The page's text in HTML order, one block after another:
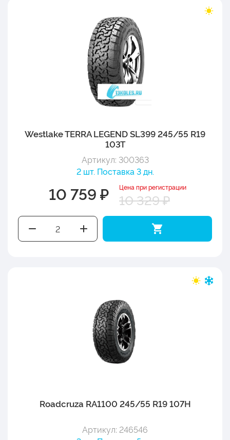
Westlake TERRA LEGEND SL399 245/55 R19
103T
Артикул: 300363
2 шт. Поставка 3 дн.
10 759 ₽ Цена при регистрации
10 329 ₽
Roadcruza RA1100 245/55 R19 107H
Артикул: 246546